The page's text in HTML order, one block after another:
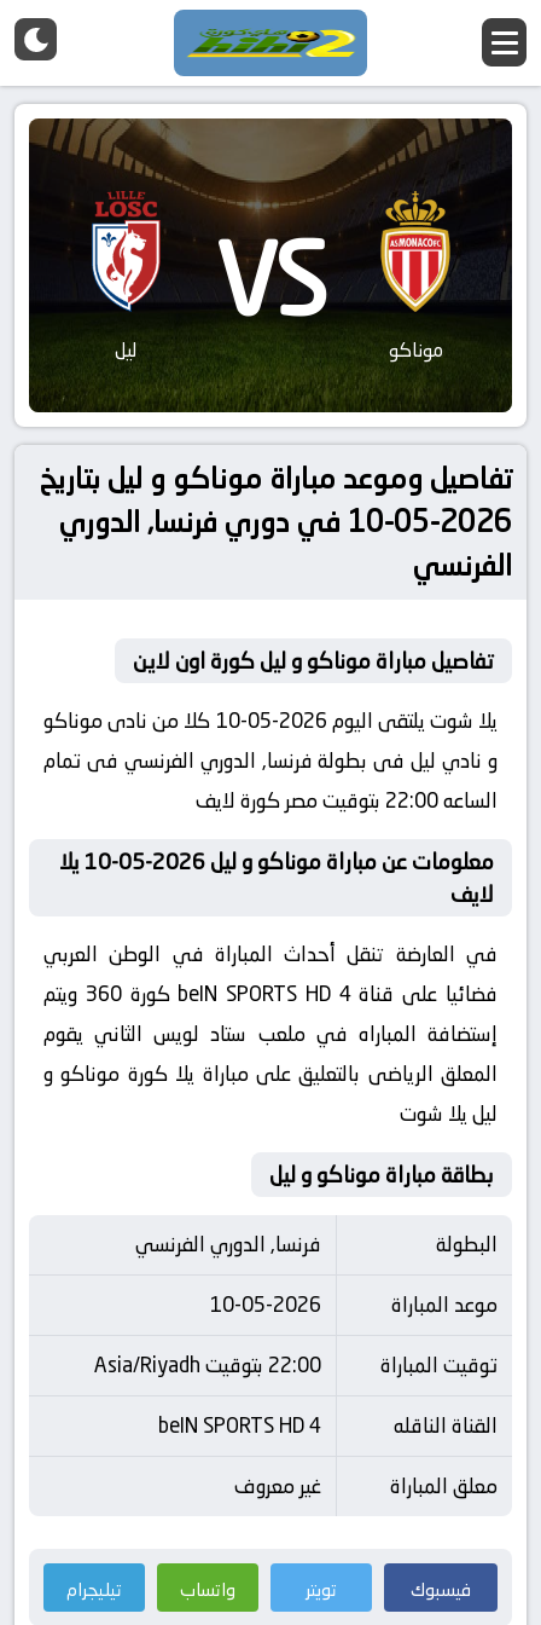
موناكو VS ليل
تفاصيل وموعد مباراة موناكو و ليل بتاريخ
2026-05-10 في دوري فرنسا, الدوري
الفرنسي
تفاصيل مباراة موناكو و ليل كورة اون لاين
يلا شوت يلتقى اليوم 2026-05-10 كلا من نادى موناكو
و نادي ليل فى بطولة فرنسا, الدوري الفرنسي فى تمام
الساعه 22:00 بتوقيت مصر كورة لايف
معلومات عن مباراة موناكو و ليل 2026-05-10 يلا
لايف
في العارضة تنقل أحداث المباراة في الوطن العربي
فضائيا على قناة beIN SPORTS HD 4 كورة 360 ويتم
إستضافة المباراه في ملعب ستاد لويس الثاني يقوم
المعلق الرياضى بالتعليق على مباراة يلا كورة موناكو و
ليل يلا شوت
بطاقة مباراة موناكو و ليل
البطولة
فرنسا, الدوري الفرنسي
موعد المباراة
10-05-2026
توقيت المباراة
22:00 بتوقيت Asia/Riyadh
القناة الناقله
beIN SPORTS HD 4
معلق المباراة
غير معروف
فيسبوك تويتر واتساب تيليجرام